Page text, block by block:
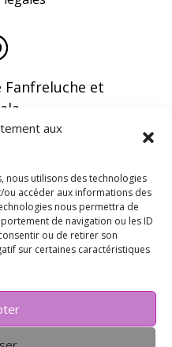
aux
nous utilisons des technologies
accéder aux informations des
nous permettra de
de navigation ou les ID
ou de retirer son
sur certaines caractéristiques
Fanfreluche et
dernières infos en
newsletter